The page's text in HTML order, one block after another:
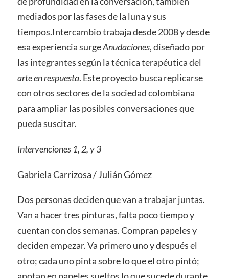
mediados por las fases de la luna y sus
tiempos.Intercambio trabaja desde 2008 y desde
esa experiencia surgeAnudaciones, diseñado por
las integrantes según la técnica terapéutica del
arte en respuesta. Este proyecto busca replicarse
con otros sectores de la sociedad colombiana
para ampliar las posibles conversaciones que
pueda suscitar.
Intervenciones 1, 2, y 3
Gabriela Carrizosa / Julián Gómez
Dos personas deciden que van a trabajar juntas.
Van a hacer tres pinturas, falta poco tiempo y
cuentan con dos semanas. Compran papeles y
deciden empezar. Va primero uno y después el
otro; cada uno pinta sobre lo que el otro pintó;